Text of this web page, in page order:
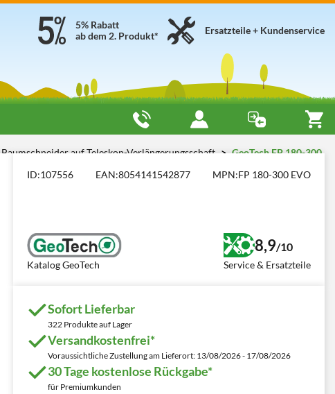
Ersatzteile + Kundenservice
5% Rabatt
ab dem 2. Produkt*
Baumschneider auf Teleskop-Verlängerungsschaft
GeoTech FP 180-300
ID:107556 EAN:8054141542877 MPN:FP 180-300 EVO
Katalog GeoTech
8,9/10
Service & Ersatzteile
Sofort Lieferbar
322 Produkte auf Lager
Versandkostenfrei*
Voraussichtliche Zustellung am Lieferort: 13/08/2026 - 17/08/2026
30 Tage kostenlose Rückgabe*
für Premiumkunden